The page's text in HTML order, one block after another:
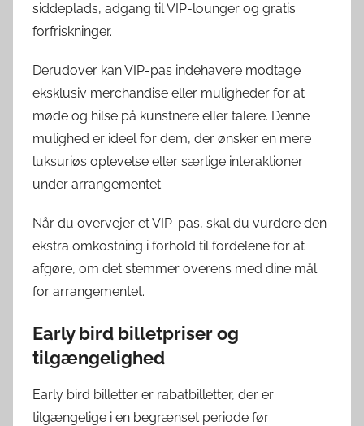
siddeplads, adgang til VIP-lounger og gratis
forfriskninger.
Derudover kan VIP-pas indehavere modtage
eksklusiv merchandise eller muligheder for at
møde og hilse på kunstnere eller talere. Denne
mulighed er ideel for dem, der ønsker en mere
luksuriøs oplevelse eller særlige interaktioner
under arrangementet.
Når du overvejer et VIP-pas, skal du vurdere den
ekstra omkostning i forhold til fordelene for at
afgøre, om det stemmer overens med dine mål
for arrangementet.
Early bird billetpriser og
tilgængelighed
Early bird billetter er rabatbilletter, der er
tilgængelige i en begrænset periode før